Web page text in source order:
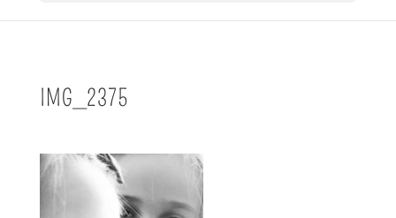
IMG_2375